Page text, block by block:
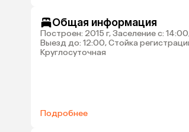
Общая информация
Построен: 2015 г, Заселение с:
Выезд до: 12:00, Стойка
Круглосуточная
Подробнее